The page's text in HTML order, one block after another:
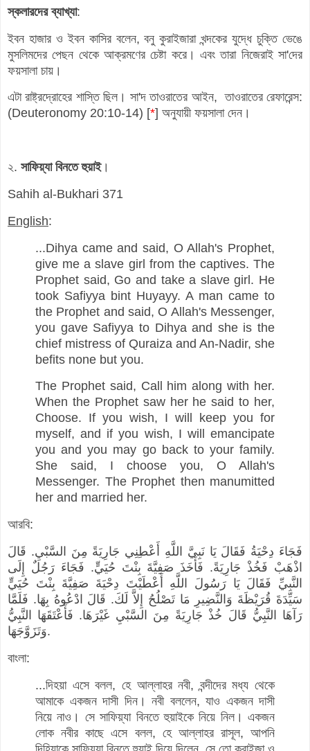
স্কলারদের ব্যাখ্যা:
ইবন হাজার ও ইবন কাসির বলেন, বনু কুরাইজারা খন্দকের যুদ্ধে চুক্তি ভেঙে
মুসলিমদের পেছন থেকে আক্রমণের চেষ্টা করে। এবং তারা নিজেরাই সা'দের
ফয়সালা চায়।
এটা রাষ্ট্রদ্রোহের শাস্তি ছিল। সা'দ তাওরাতের আইন, তাওরাতের রেফারেন্স:
(Deuteronomy 20:10-14) [*] অনুযায়ী ফয়সালা দেন।
২. সাফিয়্যা বিনতে হুয়াই।
Sahih al-Bukhari 371
English:
...Dihya came and said, O Allah's Prophet,
give me a slave girl from the captives. The
Prophet said, Go and take a slave girl. He
took Safiyya bint Huyayy. A man came to
the Prophet and said, O Allah's Messenger,
you gave Safiyya to Dihya and she is the
chief mistress of Quraiza and An-Nadir, she
befits none but you.
The Prophet said, Call him along with her.
When the Prophet saw her he said to her,
Choose. If you wish, I will keep you for
myself, and if you wish, I will emancipate
you and you may go back to your family.
She said, I choose you, O Allah's
Messenger. The Prophet then manumitted
her and married her.
আরবি:
فَجَاءَ دِحْيَةُ فَقَالَ يَا نَبِيَّ اللَّهِ أَعْطِنِي جَارِيَةً مِنَ السَّبْيِ. قَالَ
اذْهَبْ فَخُذْ جَارِيَةً. فَأَخَذَ صَفِيَّةَ بِنْتَ حُيَيٍّ. فَجَاءَ رَجُلٌ إِلَى
النَّبِيِّ فَقَالَ يَا رَسُولَ اللَّهِ أَعْطَيْتَ دِحْيَةَ صَفِيَّةَ بِنْتَ حُيَيٍّ
سَيِّدَةَ قُرَيْظَةَ وَالنَّضِيرِ مَا تَصْلُحُ إِلاَّ لَكَ. قَالَ ادْعُوهُ بِهَا. فَلَمَّا
رَآهَا النَّبِيُّ قَالَ خُذْ جَارِيَةً مِنَ السَّبْيِ غَيْرَهَا. فَأَعْتَقَهَا النَّبِيُّ
وَتَزَوَّجَهَا.
বাংলা:
...দিহয়া এসে বলল, হে আল্লাহর নবী, বন্দীদের মধ্য থেকে
আমাকে একজন দাসী দিন। নবী বললেন, যাও একজন দাসী
নিয়ে নাও। সে সাফিয়্যা বিনতে হুয়াইকে নিয়ে নিল। একজন
লোক নবীর কাছে এসে বলল, হে আল্লাহর রাসূল, আপনি